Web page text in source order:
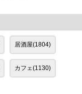
居酒屋(1804)
カフェ(1130)